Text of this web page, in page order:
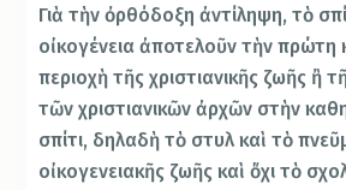
Γιὰ τὴν ὀρθόδοξη ἀντίληψη, τὸ
οἰκογένεια ἀποτελοῦν τὴν πρώτη
περιοχὴ τῆς χριστιανικῆς ζωῆς ἢ
τῶν χριστιανικῶν ἀρχῶν στὴν
σπίτι, δηλαδὴ τὸ στυλ καὶ τὸ
οἰκογενειακῆς ζωῆς καὶ ὄχι τὸ